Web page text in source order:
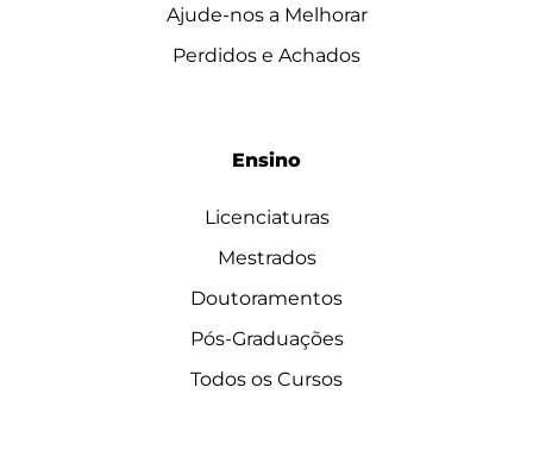
Ajude-nos a Melhorar
Perdidos e Achados
Ensino
Licenciaturas
Mestrados
Doutoramentos
Pós-Graduações
Todos os Cursos